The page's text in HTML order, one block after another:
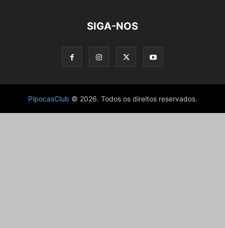
SIGA-NOS
PipocasClub © 2026. Todos os direitos reservados.